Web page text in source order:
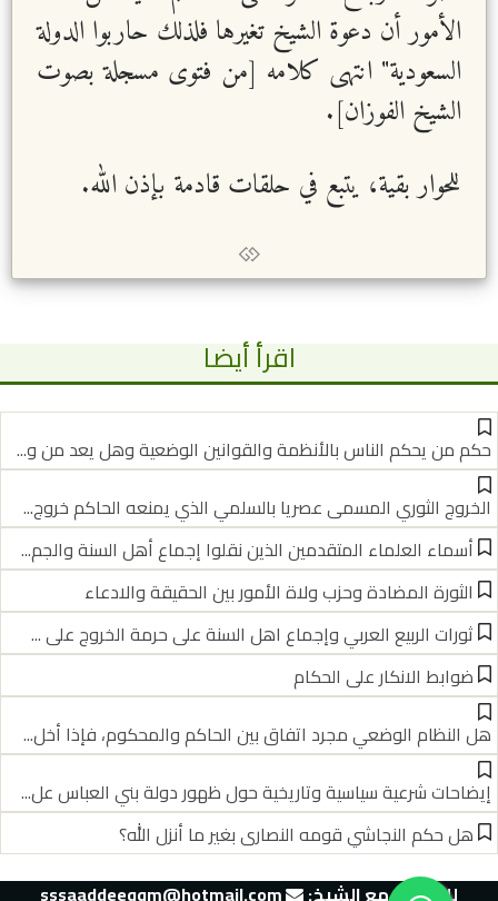
الأمور أن دعوة الشيخ تغيرها فلذلك حاربوا الدولة
السعودية" انتهى كلامه [من فتوى مسجلة بصوت
الشيخ الفوزان].
للحوار بقية، يتبع في حلقات قادمة بإذن الله.
اقرأ أيضا
حكم من يحكم الناس بالأنظمة والقوانين الوضعية وهل يعد من و...
الخروج الثوري المسمى عصريا بالسلمي الذي يمنعه الحاكم خروج...
أسماء العلماء المتقدمين الذين نقلوا إجماع أهل السنة والجم...
الثورة المضادة وحزب ولاة الأمور بين الحقيقة والادعاء
ثورات الربيع العربي وإجماع اهل السنة على حرمة الخروج على ...
ضوابط الانكار على الحكام
هل النظام الوضعي مجرد اتفاق بين الحاكم والمحكوم، فإذا أخل...
إيضاحات شرعية سياسية وتاريخية حول ظهور دولة بني العباس عل...
هل حكم النجاشي قومه النصارى بغير ما أنزل الله؟
للتواصل مع الشيخ:‬